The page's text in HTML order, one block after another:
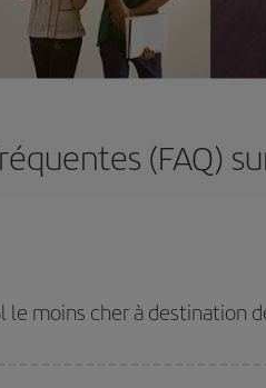
(FAQ)
moins cher à destination